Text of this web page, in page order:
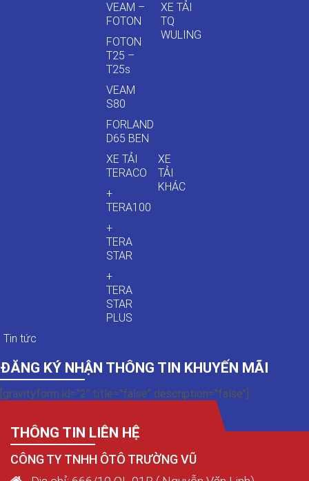
VEAM –
FOTON
FOTON
T25 –
T25s
VEAM
S80
FORLAND
D65 BEN
XE TẢI
TQ
WULING
XE TẢI
TERACO
+
TERA100
+
TERA
STAR
+
TERA
STAR
PLUS
XE
TẢI
KHÁC
Tin tức
ĐĂNG KÝ NHẬN THÔNG TIN KHUYẾN MÃI
[gravityform id="2" title="false" description="false"]
THÔNG TIN LIÊN HỆ
CÔNG TY TNHH ÔTÔ TRƯỜNG VŨ